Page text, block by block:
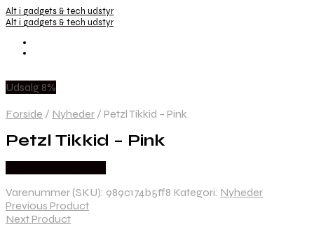
Alt i gadgets & tech udstyr
Alt i gadgets & tech udstyr
Udsalg 8%
Forside / Nyheder / Petzl Tikkid – Pink
Petzl Tikkid – Pink
Varenummer (SKU): 989c174b5ff8 Kategori: Nyheder
Previous Product
Next Product